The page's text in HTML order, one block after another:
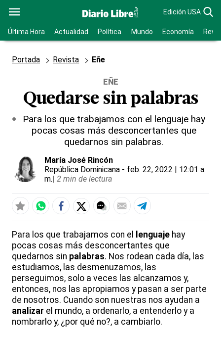
Edición USA
Última Hora Actualidad Política Mundo Economía
Portada Revista Eñe
EÑE
Quedarse sin palabras
Para los que trabajamos con el lenguaje hay
pocas cosas más desconcertantes que
quedarnos sin palabras.
María José Rincón
República Dominicana - feb. 22, 2022 | 12:01 a.
m.| 2 min de lectura
Para los que trabajamos con el lenguaje hay
pocas cosas más desconcertantes que
quedarnos sin palabras. Nos rodean cada día, las
estudiamos, las desmenuzamos, las
perseguimos, solo a veces las alcanzamos y,
entonces, nos las apropiamos y pasan a ser parte
de nosotros. Cuando son nuestras nos ayudan a
analizar el mundo, a ordenarlo, a entenderlo y a
nombrarlo y, ¿por qué no?, a cambiarlo.